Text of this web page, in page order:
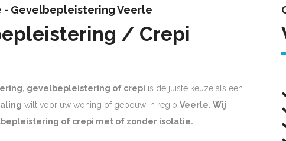
- Gevelbepleistering Veerle
/ Crepi
gevelbepleistering of crepi is de juiste keuze als een
wilt voor uw woning of gebouw in regio Veerle Wij
of crepi met of zonder isolatie.